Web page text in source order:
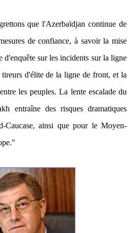
que l'Azerbaïdjan continue de
de confiance, à savoir la mise
d'enquête sur les incidents sur la ligne
d'élite de la ligne de front, et la
les peuples. La lente escalade du
entraîne des risques dramatiques
Caucase, ainsi que pour le Moyen-